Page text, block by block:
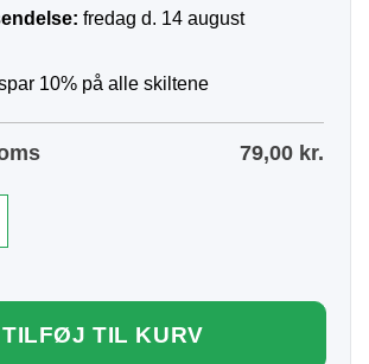
fredag d. 14 august
10% på alle skiltene
79,00 kr.
TILFØJ TIL KURV